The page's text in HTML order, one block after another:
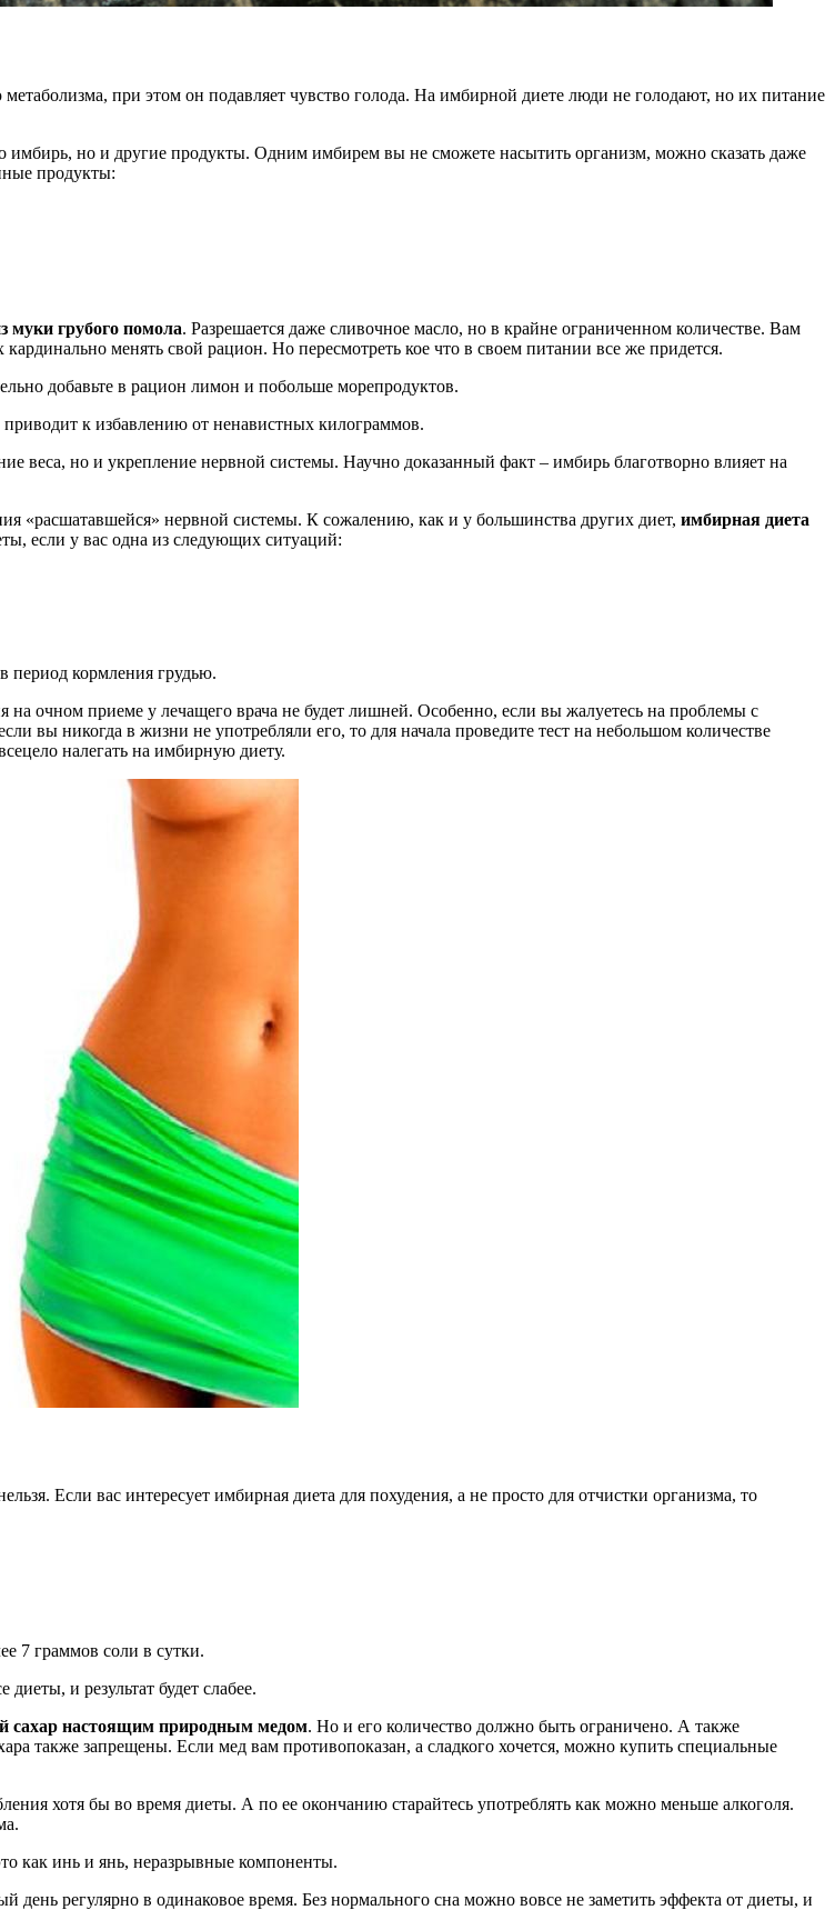
при этом он подавляет чувство голода. На имбирной диете люди не голодают, но их питание
но и другие продукты. Одним имбирем вы не сможете насытить организм, можно сказать даже
продукты:
муки грубого помола. Разрешается даже сливочное масло, но в крайне ограниченном количестве. Вам
менять свой рацион. Но пересмотреть кое что в своем питании все же придется.
добавьте в рацион лимон и побольше морепродуктов.
приводит к избавлению от ненавистных килограммов.
веса, но и укрепление нервной системы. Научно доказанный факт – имбирь благотворно влияет на
«расшатавшейся» нервной системы. К сожалению, как и у большинства других диет, имбирная диета
если у вас одна из следующих ситуаций:
период кормления грудью.
очном приеме у лечащего врача не будет лишней. Особенно, если вы жалуетесь на проблемы с
вы никогда в жизни не употребляли его, то для начала проведите тест на небольшом количестве
налегать на имбирную диету.
Если вас интересует имбирная диета для похудения, а не просто для отчистки организма, то
7 граммов соли в сутки.
и результат будет слабее.
сахар настоящим природным медом. Но и его количество должно быть ограничено. А также
также запрещены. Если мед вам противопоказан, а сладкого хочется, можно купить специальные
хотя бы во время диеты. А по ее окончанию старайтесь употреблять как можно меньше алкоголя.
как инь и янь, неразрывные компоненты.
регулярно в одинаковое время. Без нормального сна можно вовсе не заметить эффекта от диеты, и